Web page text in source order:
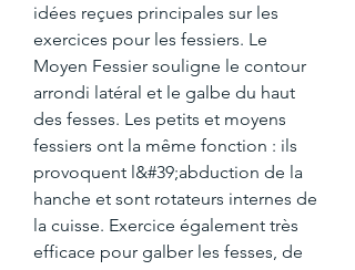
idées reçues principales sur les
exercices pour les fessiers. Le
Moyen Fessier souligne le contour
arrondi latéral et le galbe du haut
des fesses. Les petits et moyens
fessiers ont la même fonction : ils
provoquent l&#39;abduction de la
hanche et sont rotateurs internes de
la cuisse. Exercice également très
efficace pour galber les fesses, de